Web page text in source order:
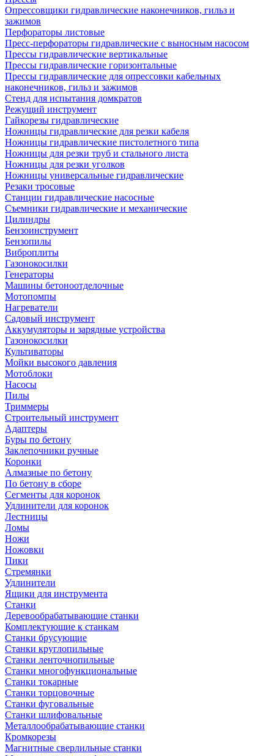
Опрессовщики гидравлические наконечников, гильз и
зажимов
Перфораторы листовые
Пресс-перфораторы гидравлические с выносным насосом
Прессы гидравлические вертикальные
Прессы гидравлические горизонтальные
Прессы гидравлические для опрессовки кабельных
наконечников, гильз и зажимов
Стенд для испытания домкратов
Режущий инструмент
Гайкорезы гидравлические
Ножницы гидравлические для резки кабеля
Ножницы гидравлические пистолетного типа
Ножницы для резки труб и стального листа
Ножницы для резки уголков
Ножницы универсальные гидравлические
Резаки тросовые
Станции гидравлические насосные
Съемники гидравлические и механические
Цилиндры
Бензоинструмент
Бензопилы
Виброплиты
Газонокосилки
Генераторы
Машины бетоноотделочные
Мотопомпы
Нагреватели
Садовый инструмент
Аккумуляторы и зарядные устройства
Газонокосилки
Культиваторы
Мойки высокого давления
Мотоблоки
Насосы
Пилы
Триммеры
Строительный инструмент
Адаптеры
Буры по бетону
Заклепочники ручные
Коронки
Алмазные по бетону
По бетону в сборе
Сегменты для коронок
Удлинители для коронок
Лестницы
Ломы
Ножи
Ножовки
Пики
Стремянки
Удлинители
Ящики для инструмента
Станки
Деревообрабатывающие станки
Комплектующие к станкам
Станки брусующие
Станки круглопильные
Станки ленточнопильные
Станки многофункциональные
Станки токарные
Станки торцовочные
Станки фуговальные
Станки шлифовальные
Металлообрабатывающие станки
Кромкорезы
Магнитные сверлильные станки